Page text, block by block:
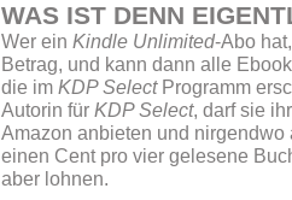
WAS IST DENN
Wer ein Kindle Unlimited-Abo
Betrag, und kann dann alle
die im KDP SelectProgramm
Autorin für KDP Select, darf sie
Amazon anbieten und
einen Cent pro vier gelesene
aber lohnen.